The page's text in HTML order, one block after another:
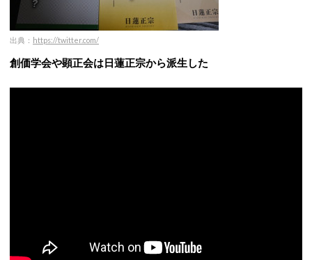
出典： https://twitter.com/
創価学会や顕正会は日蓮正宗から派生した